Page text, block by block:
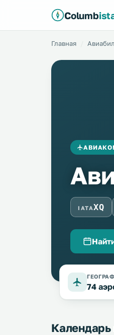
Columb
Главная
IATAXQ
74
Календарь